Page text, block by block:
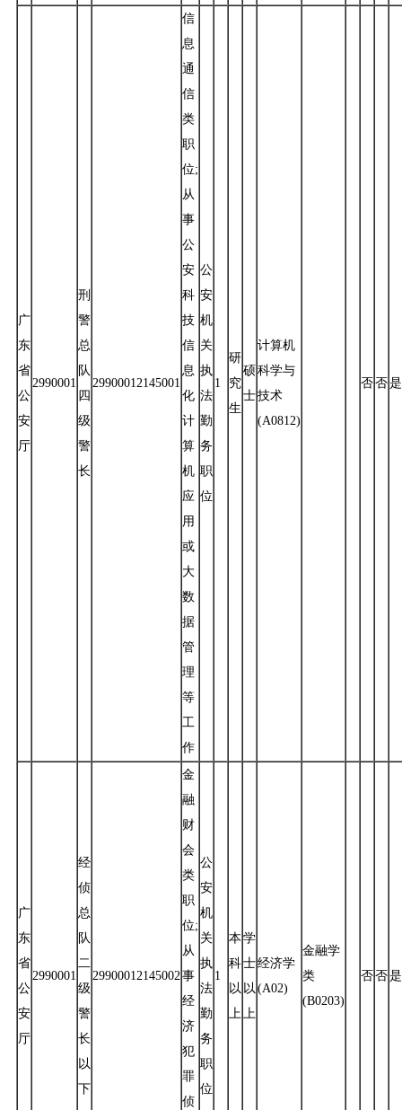
广
东
省
公
安
厅
2990001
刑
警
总
队
四
级
警
长
29900012145001
信
息
通
信
类
职
位;
从
事
公
安
科
技
信
息
化
计
算
机
应
用
或
大
数
据
管
理
等
工
作
公
安
机
关
执
法
勤
务
职
位
1
研
究
生
硕
士
计算机
科学与
技术
(A0812)
否否是
广
东
省
公
安
厅
2990001
经
侦
总
队
二
级
警
长
以
下
29900012145002
金
融
财
会
类
职
位;
从
事
经
济
犯
罪
侦
公
安
机
关
执
法
勤
务
职
位
1
本
科
以
上
学
士
以
上
经济学
(A02)
金融学
类
(B0203)
否否是